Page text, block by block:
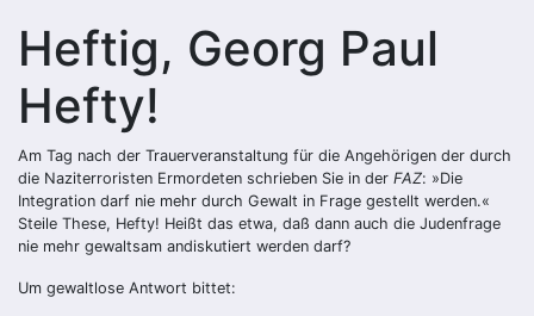
Heftig, Georg Paul
Hefty!
Am Tag nach der Trauerveranstaltung für die Angehörigen der durch
die Naziterroristen Ermordeten schrieben Sie in der FAZ: »Die
Integration darf nie mehr durch Gewalt in Frage gestellt werden.«
Steile These, Hefty! Heißt das etwa, daß dann auch die Judenfrage
nie mehr gewaltsam andiskutiert werden darf?
Um gewaltlose Antwort bittet: